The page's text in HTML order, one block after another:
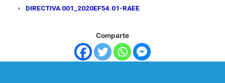
DIRECTIVA 001_2020EF54.01-RAEE
Comparte